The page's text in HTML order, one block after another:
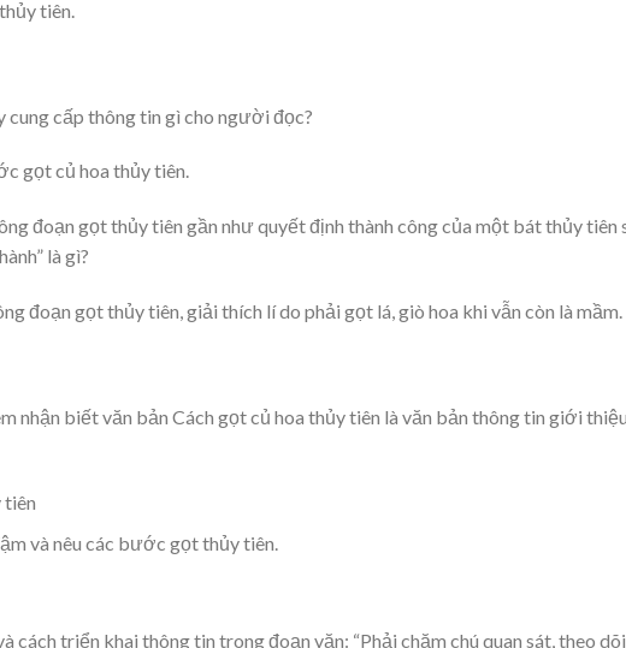
tiên.
cung cấp thông tin gì cho người đọc?
gọt củ hoa thủy tiên.
đoạn gọt thủy tiên gần như quyết định thành công của một bát thủy tiên
là gì?
đoạn gọt thủy tiên, giải thích lí do phải gọt lá, giò hoa khi vẫn còn là mầm.
nhận biết văn bản Cách gọt củ hoa thủy tiên là văn bản thông tin giới
tiên
và nêu các bước gọt thủy tiên.
cách triển khai thông tin trong đoạn văn: “Phải chăm chú quan sát, theo dõi